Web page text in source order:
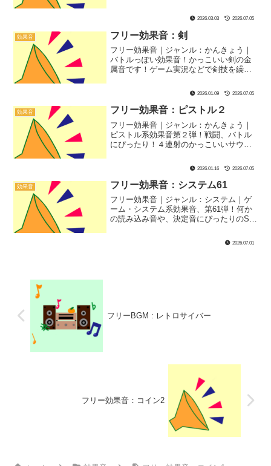
2026.03.03 2026.07.05
効果音 フリー効果音：剣
フリー効果音｜ジャンル：かんきょう｜
バトルっぽい効果音！かっこいい剣の金
属音です！ゲーム実況などで剣技を繰り
2026.01.09 2026.07.05
効果音 フリー効果音：ピストル２
フリー効果音｜ジャンル：かんきょう｜
ピストル系効果音第２弾！戦闘、バトル
にぴったり！４連射のかっこいいサウン
2026.01.16 2026.07.05
効果音 フリー効果音：システム61
フリー効果音｜ジャンル：システム｜ゲ
ーム・システム系効果音、第61弾！何か
の読み込み音や、決定音にぴったりのSE
2026.07.01
フリーBGM : レトロサイバー
フリー効果音：コイン2